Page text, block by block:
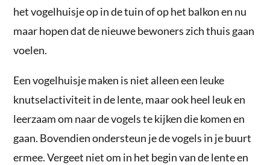
het vogelhuisje op in de tuin of op het balkon en nu
maar hopen dat de nieuwe bewoners zich thuis gaan
voelen.
Een vogelhuisje maken is niet alleen een leuke
knutselactiviteit in de lente, maar ook heel leuk en
leerzaam om naar de vogels te kijken die komen en
gaan. Bovendien ondersteun je de vogels in je buurt
ermee. Vergeet niet om in het begin van de lente en